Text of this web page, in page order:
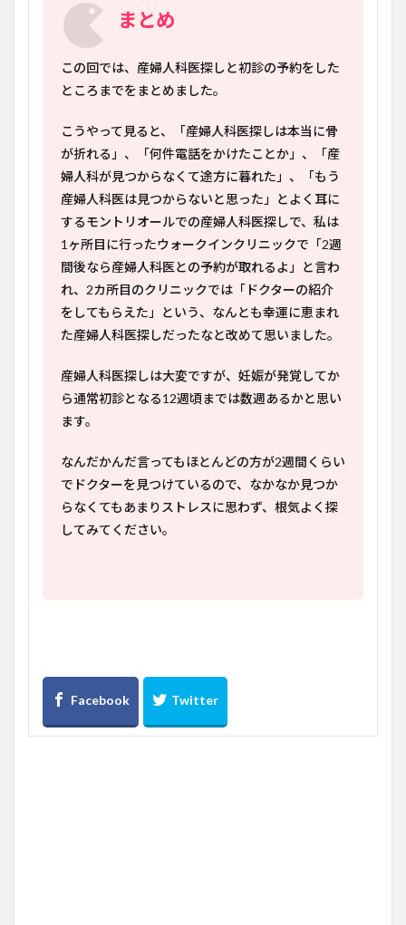
まとめ
この回では、産婦人科医探しと初診の予約をした
ところまでをまとめました。
こうやって見ると、「産婦人科医探しは本当に骨
が折れる」、「何件電話をかけたことか」、「産
婦人科が見つからなくて途方に暮れた」、「もう
産婦人科医は見つからないと思った」とよく耳に
するモントリオールでの産婦人科医探しで、私は
1ヶ所目に行ったウォークインクリニックで「2週
間後なら産婦人科医との予約が取れるよ」と言わ
れ、2カ所目のクリニックでは「ドクターの紹介
をしてもらえた」という、なんとも幸運に恵まれ
た産婦人科医探しだったなと改めて思いました。
産婦人科医探しは大変ですが、妊娠が発覚してか
ら通常初診となる12週頃までは数週あるかと思い
ます。
なんだかんだ言ってもほとんどの方が2週間くらい
でドクターを見つけているので、なかなか見つか
らなくてもあまりストレスに思わず、根気よく探
してみてください。